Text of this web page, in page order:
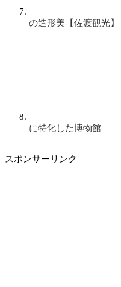
の造形美【佐渡観光】
に特化した博物館
スポンサーリンク